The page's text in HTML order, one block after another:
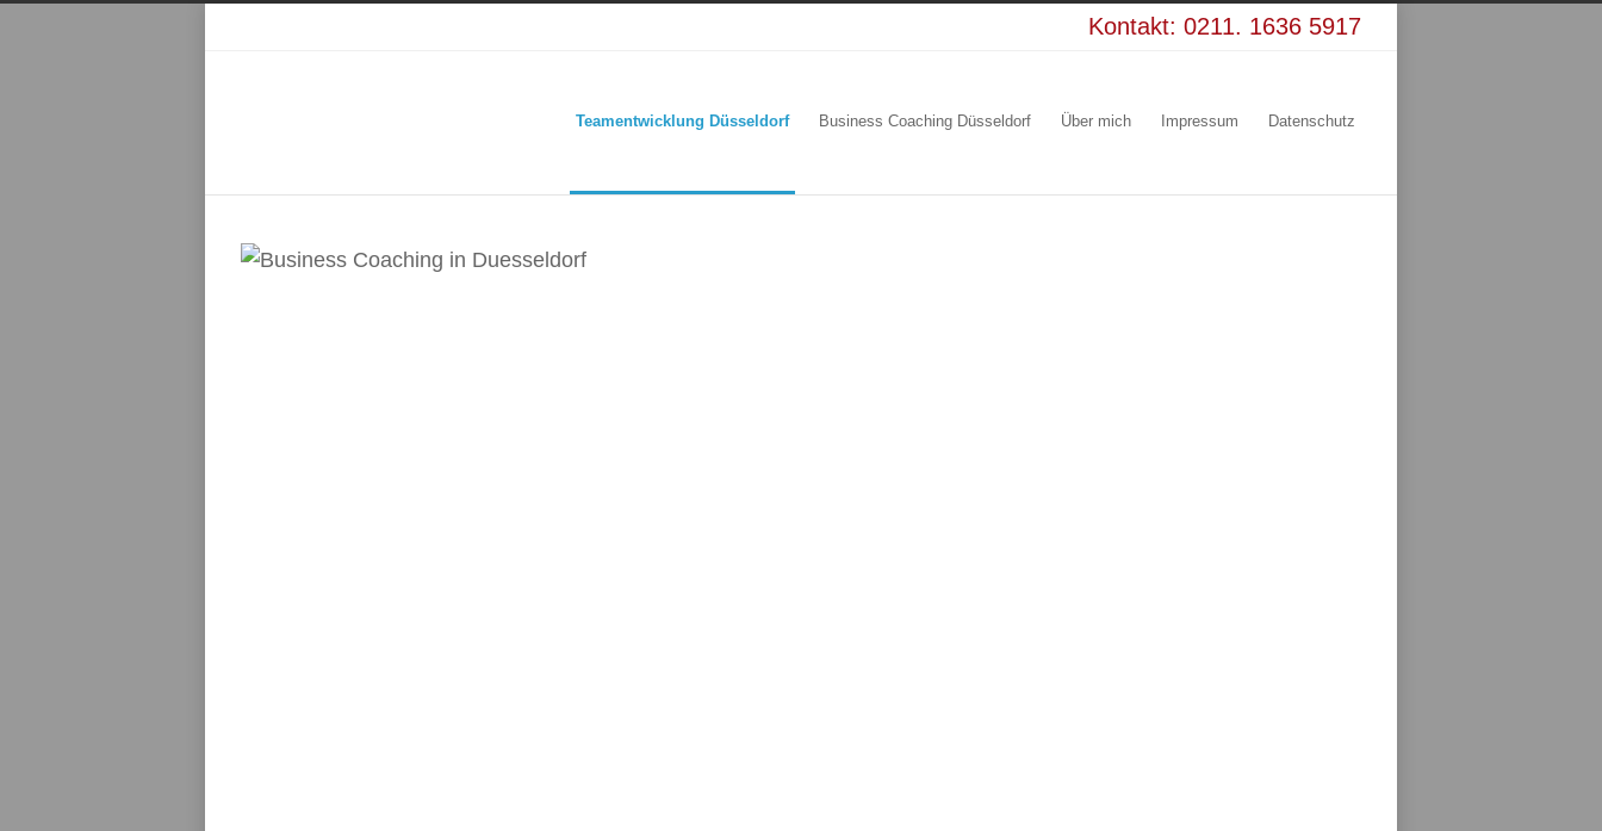
Kontakt: 0211. 1636 5917
Teamentwicklung Düsseldorf Business Coaching Düsseldorf Über mich Impressum Datenschutz